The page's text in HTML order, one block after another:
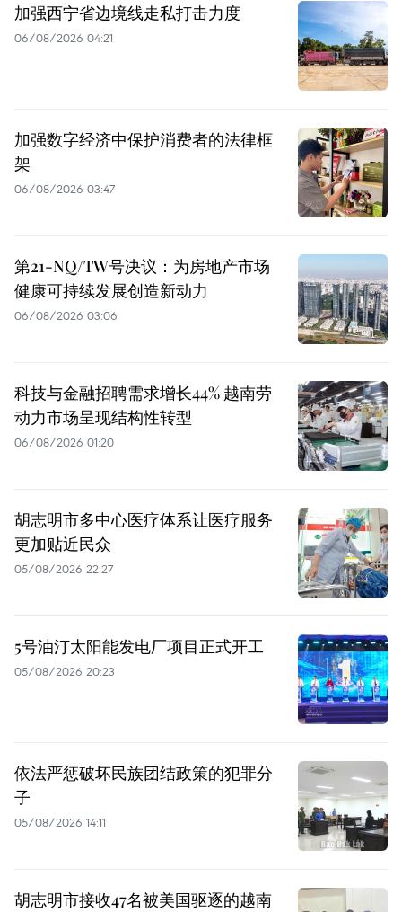
加强西宁省边境线走私打击力度
06/08/2026 04:21
加强数字经济中保护消费者的法律框
架
06/08/2026 03:47
第21-NQ/TW号决议：为房地产市场
健康可持续发展创造新动力
06/08/2026 03:06
科技与金融招聘需求增长44% 越南劳
动力市场呈现结构性转型
06/08/2026 01:20
胡志明市多中心医疗体系让医疗服务
更加贴近民众
05/08/2026 22:27
5号油汀太阳能发电厂项目正式开工
05/08/2026 20:23
依法严惩破坏民族团结政策的犯罪分
子
05/08/2026 14:11
胡志明市接收47名被美国驱逐的越南